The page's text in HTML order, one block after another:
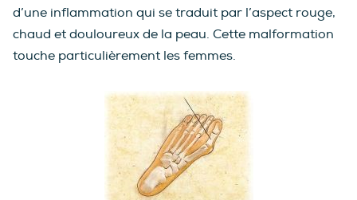
d’une inflammation qui se traduit par l’aspect rouge,
chaud et douloureux de la peau. Cette malformation
touche particulièrement les femmes.